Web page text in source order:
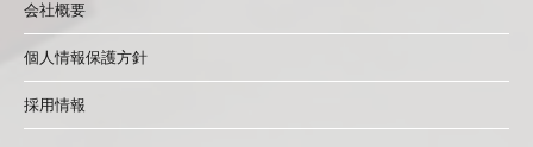
会社概要
個人情報保護方針
採用情報